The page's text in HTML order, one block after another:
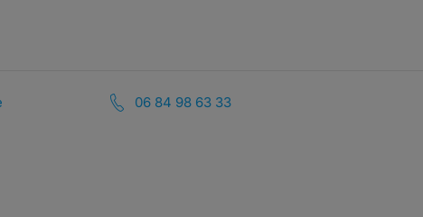
06 84 98 63 33